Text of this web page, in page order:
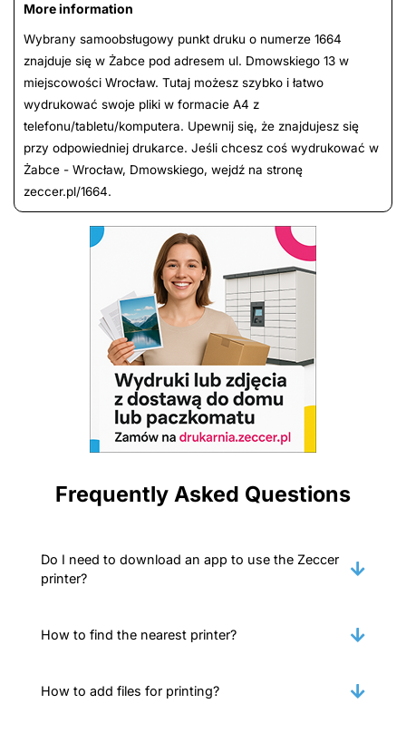
More information
Wybrany samoobsługowy punkt druku o numerze 1664
znajduje się w Żabce pod adresem ul. Dmowskiego 13 w
miejscowości Wrocław. Tutaj możesz szybko i łatwo
wydrukować swoje pliki w formacie A4 z
telefonu/tabletu/komputera. Upewnij się, że znajdujesz się
przy odpowiedniej drukarce. Jeśli chcesz coś wydrukować w
Żabce - Wrocław, Dmowskiego, wejdź na stronę
zeccer.pl/1664.
Frequently Asked Questions
Do I need to download an app to use the Zeccer
printer?
How to find the nearest printer?
How to add files for printing?